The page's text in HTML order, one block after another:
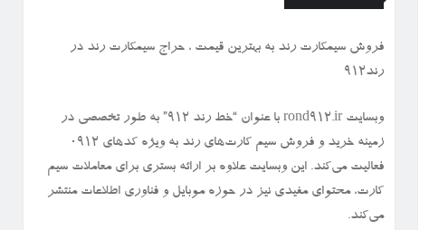
فروش سیمكارت رند به بهترین قیمت ، حراج سیمكارت رند در
رند912
وبسایت rond912.ir با عنوان “خط رند ۹۱۲” به طور تخصصی در
زمینه خرید و فروش سیم کارت‌های رند به ویژه کدهای ۰۹۱۲
فعالیت می‌کند. این وبسایت علاوه بر ارائه بستری برای معاملات سیم
کارت، محتوای مفیدی نیز در حوزه موبایل و فناوری اطلاعات منتشر
می‌کند.